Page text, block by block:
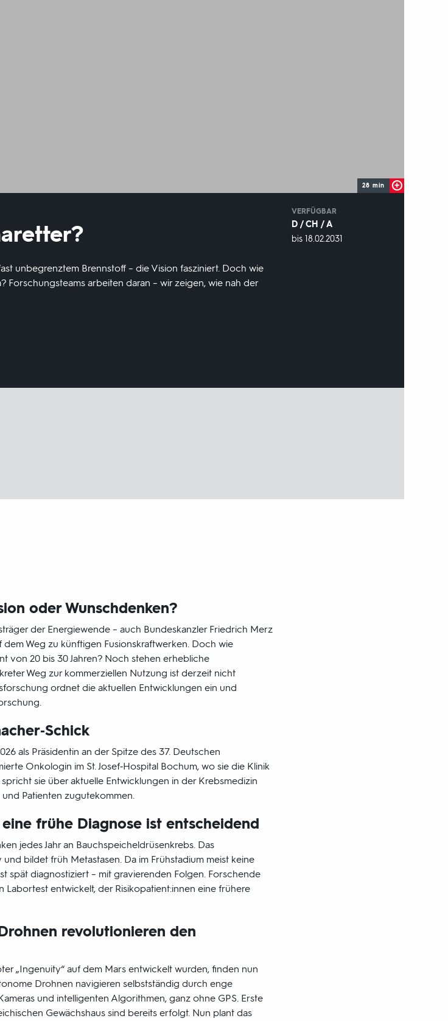
28 min
unbegrenztem Brennstoff – die Vision fasziniert. Doch wie
Forschungsteams arbeiten daran – wir zeigen, wie nah der
VERFÜGBAR
D / CH / A
VERFÜGBAR
bis 18.02.2031
oder Wunschdenken?
der Energiewende – auch Bundeskanzler Friedrich Merz
Weg zu künftigen Fusionskraftwerken. Doch wie
von 20 bis 30 Jahren? Noch stehen erhebliche
Weg zur kommerziellen Nutzung ist derzeit nicht
ordnet die aktuellen Entwicklungen ein und
als Präsidentin an der Spitze des 37. Deutschen
Onkologin im St. Josef‑Hospital Bochum, wo sie die Klinik
sie über aktuelle Entwicklungen in der Krebsmedizin
Patienten zugutekommen.
frühe Diagnose ist entscheidend
jedes Jahr an Bauchspeicheldrüsenkrebs. Das
bildet früh Metastasen. Da im Frühstadium meist keine
spät diagnostiziert – mit gravierenden Folgen. Forschende
entwickelt, der Risikopatient:innen eine frühere
revolutionieren den
„Ingenuity“ auf dem Mars entwickelt wurden, finden nun
Drohnen navigieren selbstständig durch enge
und intelligenten Algorithmen, ganz ohne GPS. Erste
Gewächshaus sind bereits erfolgt. Nun plant das